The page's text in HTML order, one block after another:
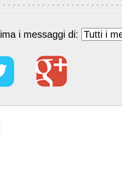
i messaggi di: